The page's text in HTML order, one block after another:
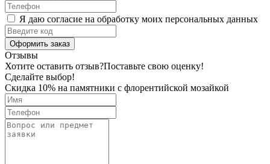
Я даю согласие на обработку моих персональных данных
Оформить заказ
Отзывы
Хотите оставить отзыв?Поставьте свою оценку!
Сделайте выбор!
Скидка 10% на памятники с флорентийской мозайкой